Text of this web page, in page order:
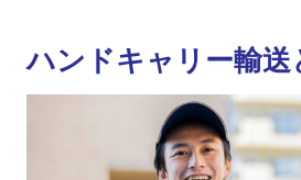
ハンドキャリー輸送